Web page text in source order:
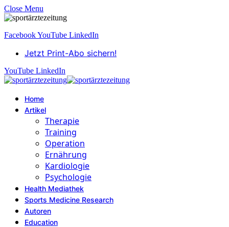
Close Menu
FacebookYouTube LinkedIn
Jetzt Print-Abo sichern!
YouTube LinkedIn
Home
Artikel
Therapie
Training
Operation
Ernährung
Kardiologie
Psychologie
Health Mediathek
Sports Medicine Research
Autoren
Education